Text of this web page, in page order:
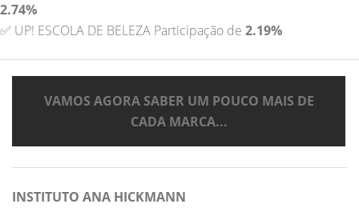
2.74%
✅ UP! ESCOLA DE BELEZA Participação de 2.19%
VAMOS AGORA SABER UM POUCO MAIS DE
CADA MARCA...
INSTITUTO ANA HICKMANN